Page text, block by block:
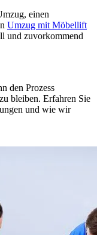
einen
Umzug mit Möbellift
und zuvorkommend
den Prozess
bleiben. Erfahren Sie
und wie wir